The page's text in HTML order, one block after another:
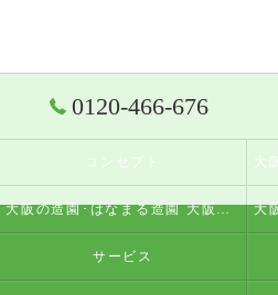
0120-466-676
コンセプト
大阪の造園･はなまる造園 大阪店の評判
サービス